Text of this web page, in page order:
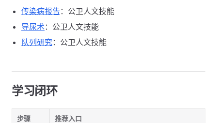
传染病报告 ：公卫人文技能
导尿术：公卫人文技能
队列研究：公卫人文技能
学习闭环
步骤 推荐入口